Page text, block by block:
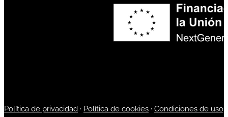
Política de privacidad · Política de cookies · Condiciones de uso